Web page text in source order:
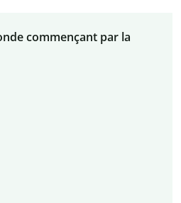
commençant par la